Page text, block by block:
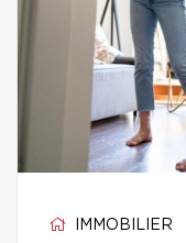
IMMOBILIER